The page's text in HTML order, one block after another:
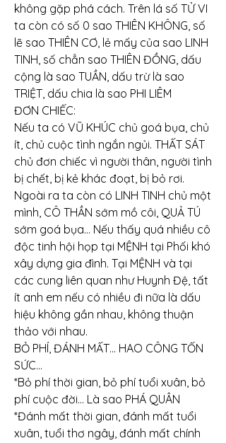
không gặp phá cách. Trên lá số TỬ VI
ta còn có số 0 sao THIÊN KHÔNG, số
lẽ sao THIÊN CƠ, lẻ mấy của sao LINH
TINH, số chẳn sao THIÊN ĐỒNG, dấu
cộng là sao TUẦN, dấu trừ là sao
TRIỆT, dấu chia là sao PHI LIÊM
ĐƠN CHIẾC:
Nếu ta có VŨ KHÚC chủ goá bụa, chủ
ít, chủ cuộc tình ngắn ngủi. THẤT SÁT
chủ đơn chiếc vì người thân, người tình
bị chết, bị kẻ khác đoạt, bị bỏ rơi.
Ngoài ra ta còn có LINH TINH chủ một
mình, CÔ THẦN sớm mồ côi, QUẢ TÚ
sớm goá bụa… Nếu thấy quá nhiều cô
độc tinh hội họp tại MỆNH tại Phối khó
xây dựng gia đình. Tại MỆNH và tại
các cung liên quan như Huynh Đệ, tất
ít anh em nếu có nhiều đi nữa là dấu
hiệu không gần nhau, không thuận
thảo với nhau.
BỎ PHÍ, ĐÁNH MẤT… HAO CÔNG TỐN
SỨC…
*Bỏ phí thời gian, bỏ phí tuổi xuân, bỏ
phí cuộc đời... Là sao PHÁ QUÂN
*Đánh mất thời gian, đánh mất tuổi
xuân, tuổi thơ ngây, đánh mất chính